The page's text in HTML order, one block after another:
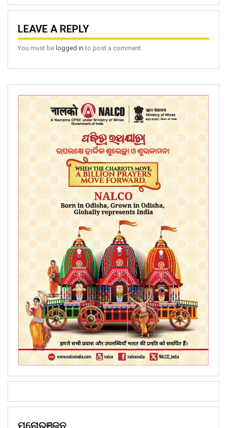
LEAVE A REPLY
You must be logged in to post a comment.
ମନୋରଞ୍ଜନ